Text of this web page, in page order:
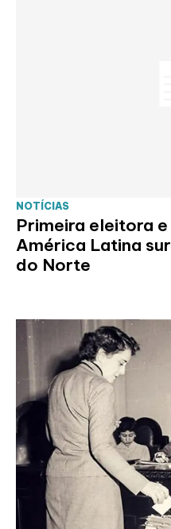
NOTÍCIAS
Primeira eleitora
América Latina
do Norte